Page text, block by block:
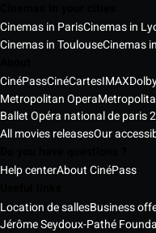
Cinemas in ParisCinemas in
Cinemas in ToulouseCinemas
CinéPassCinéCartesIMAX
Metropolitan Opera
Ballet Opéra national de paris
All movies releasesOur
Help centerAbout CinéPass
Location de sallesBusiness
Jérôme Seydoux-Pathé